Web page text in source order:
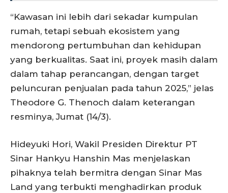
“Kawasan ini lebih dari sekadar kumpulan
rumah, tetapi sebuah ekosistem yang
mendorong pertumbuhan dan kehidupan
yang berkualitas. Saat ini, proyek masih dalam
dalam tahap perancangan, dengan target
peluncuran penjualan pada tahun 2025,” jelas
Theodore G. Thenoch dalam keterangan
resminya, Jumat (14/3).
Hideyuki Hori, Wakil Presiden Direktur PT
Sinar Hankyu Hanshin Mas menjelaskan
pihaknya telah bermitra dengan Sinar Mas
Land yang terbukti menghadirkan produk